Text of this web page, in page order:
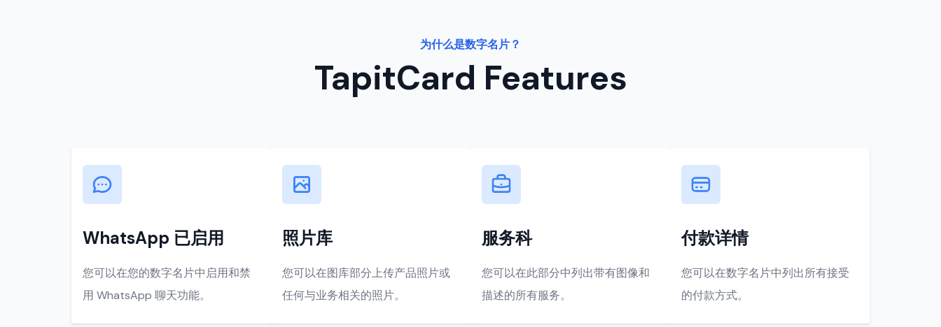
为什么是数字名片？
TapitCard Features
WhatsApp 已启用
您可以在您的数字名片中启用和禁
用 WhatsApp 聊天功能。
照片库
您可以在图库部分上传产品照片或
任何与业务相关的照片。
服务科
您可以在此部分中列出带有图像和
描述的所有服务。
付款详情
您可以在数字名片中列出所有接受
的付款方式。